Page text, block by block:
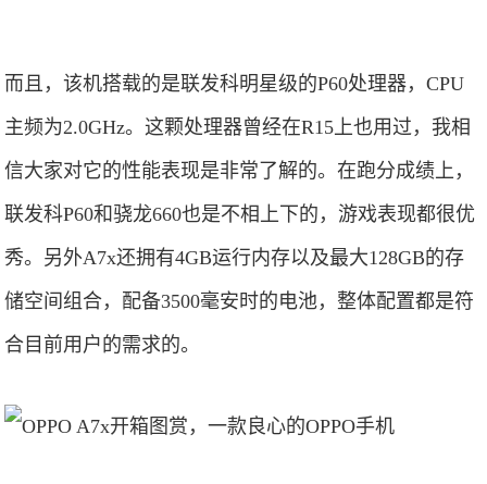
而且，该机搭载的是联发科明星级的P60处理器，CPU
主频为2.0GHz。这颗处理器曾经在R15上也用过，我相
信大家对它的性能表现是非常了解的。在跑分成绩上，
联发科P60和骁龙660也是不相上下的，游戏表现都很优
秀。另外A7x还拥有4GB运行内存以及最大128GB的存
储空间组合，配备3500毫安时的电池，整体配置都是符
合目前用户的需求的。